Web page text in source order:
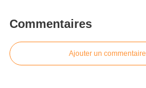
Commentaires
Ajouter un commentaire